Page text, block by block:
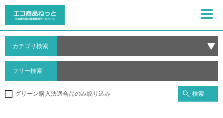
カテゴリ検索
フリー検索
グリーン購入法適合品のみ絞り込み 検索